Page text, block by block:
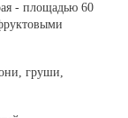
- площадью 60
груши,